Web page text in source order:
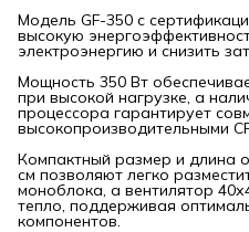
Модель GF-350 с
высокую
электроэнергию и снизить
Мощность 350 Вт
при высокой нагрузке, а
процессора гарантирует
высокопроизводительными
Компактный размер и длина
см позволяют легко
моноблока, а вентилятор
тепло, поддерживая
компонентов.